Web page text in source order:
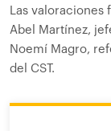
Las valoraciones
Abel Martínez,
Noemí Magro,
del CST.